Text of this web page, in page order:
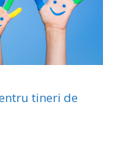
tineri de